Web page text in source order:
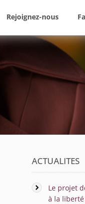
Rejoignez-nous
ACTUALITES
Le projet
à la